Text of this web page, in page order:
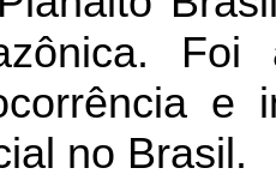
e
no Brasil.